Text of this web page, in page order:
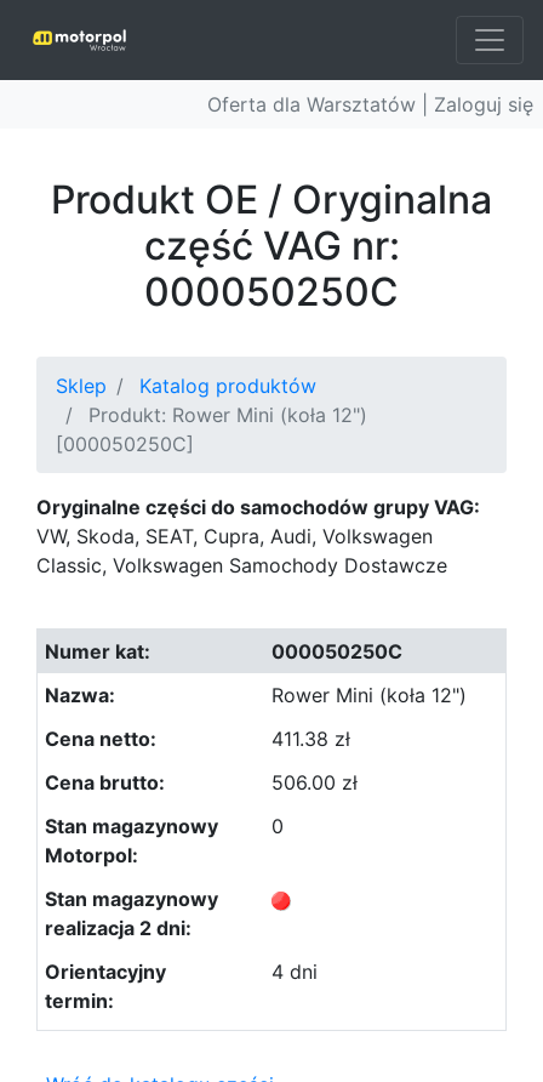
Oferta dla Warsztatów | Zaloguj się
Produkt OE / Oryginalna
część VAG nr:
000050250C
Sklep
Katalog produktów
Produkt: Rower Mini (koła 12")
[000050250C]
Oryginalne części do samochodów grupy VAG:
VW, Skoda, SEAT, Cupra, Audi, Volkswagen
Classic, Volkswagen Samochody Dostawcze
000050250C
Rower Mini (koła 12")
411.38 zł
506.00 zł
0
4 dni